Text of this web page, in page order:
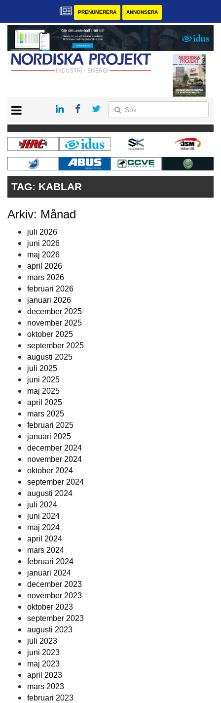
PRENUMERERA ANNONSERA
KONTAKT
VÅRA ANDRA MAGASIN
PRENUMERERA
ANNONSERA
TAG: KABLAR
Arkiv: Månad
juli 2026
juni 2026
maj 2026
april 2026
mars 2026
februari 2026
januari 2026
december 2025
november 2025
oktober 2025
september 2025
augusti 2025
juli 2025
juni 2025
maj 2025
april 2025
mars 2025
februari 2025
januari 2025
december 2024
november 2024
oktober 2024
september 2024
augusti 2024
juli 2024
juni 2024
maj 2024
april 2024
mars 2024
februari 2024
januari 2024
december 2023
november 2023
oktober 2023
september 2023
augusti 2023
juli 2023
juni 2023
maj 2023
april 2023
mars 2023
februari 2023